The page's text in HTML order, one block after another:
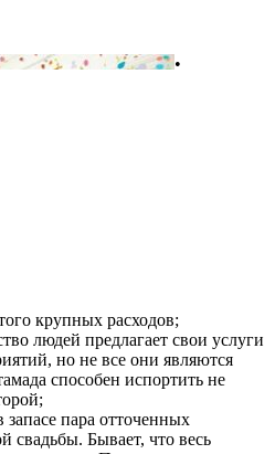
•
крупных расходов;
людей предлагает свои услуги
но не все они являются
способен испортить не
запасе пара отточенных
свадьбы. Бывает, что весь